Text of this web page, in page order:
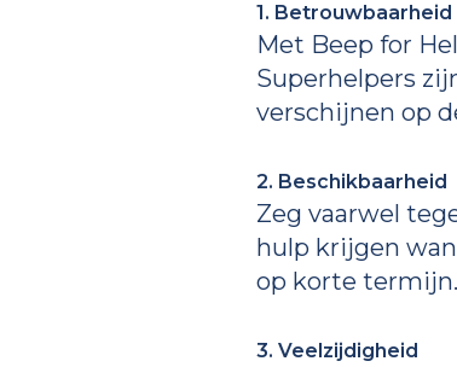
1. Betrouwbaarheid
Met Beep for
Superhelpers
verschijnen op
2. Beschikbaarheid
Zeg vaarwel
hulp krijgen
op korte termijn.
3. Veelzijdigheid